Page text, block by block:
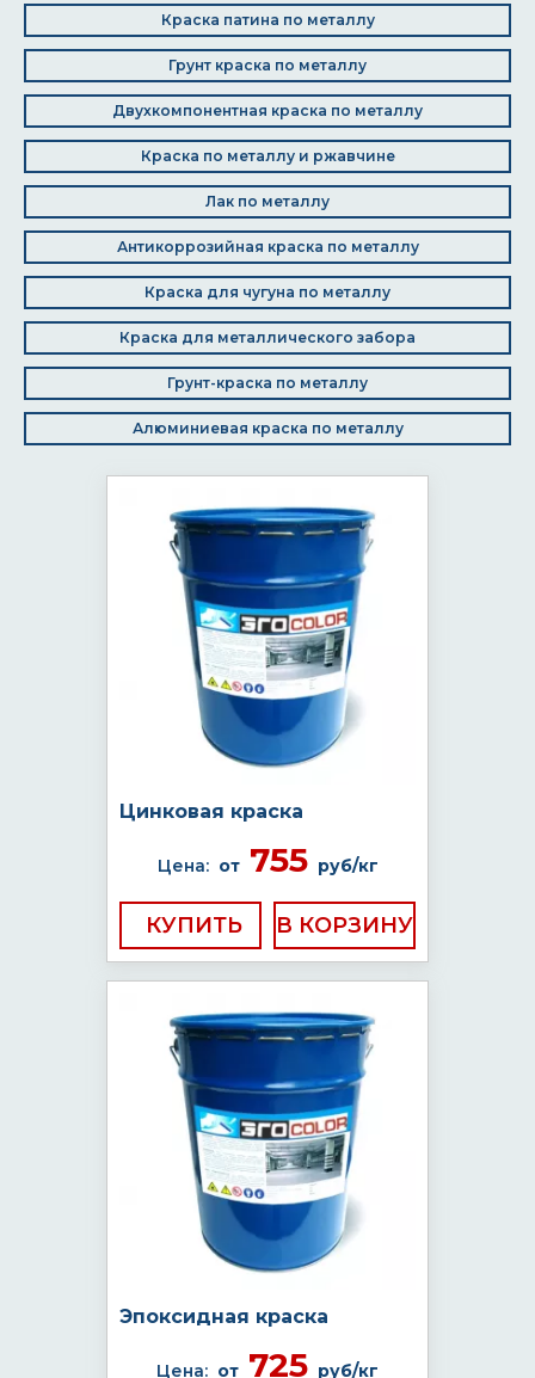
Краска патина по металлу
Грунт краска по металлу
Двухкомпонентная краска по металлу
Краска по металлу и ржавчине
Лак по металлу
Антикоррозийная краска по металлу
Краска для чугуна по металлу
Краска для металлического забора
Грунт-краска по металлу
Алюминиевая краска по металлу
Цинковая краска
Цена: от755 руб/кг
КУПИТЬ
Эпоксидная краска
Цена: от 725 руб/кг